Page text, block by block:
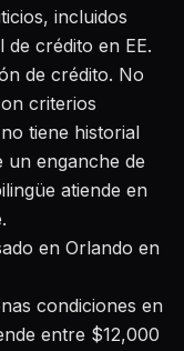
incluidos
crédito en EE.
de crédito. No
criterios
tiene historial
un enganche de
atiende en
en Orlando en
condiciones en
entre $12,000